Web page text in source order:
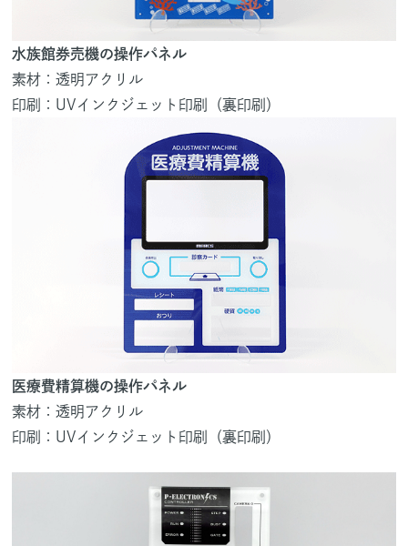
水族館券売機の操作パネル
素材：透明アクリル
印刷：UVインクジェット印刷（裏印刷）
医療費精算機の操作パネル
素材：透明アクリル
印刷：UVインクジェット印刷（裏印刷）